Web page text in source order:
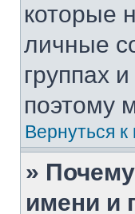
которые
личные
группах
поэтому
Вернуться к
»
имени и